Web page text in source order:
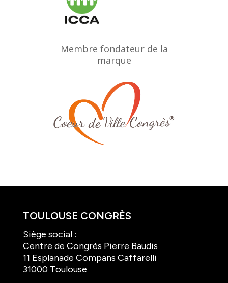
Membre fondateur de la
marque
TOULOUSE CONGRÈS
Siège social :
Centre de Congrès Pierre Baudis
11 Esplanade Compans Caffarelli
31000 Toulouse